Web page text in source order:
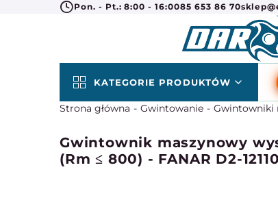
Pon. - Pt.: 8:00 - 16:0085 653 86 70
KATEGORIE PRODUKTÓW
Strona główna Gwintowanie Gwintowniki
Gwintownik maszynowy
(Rm ≤ 800) - FANAR D2-